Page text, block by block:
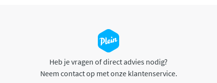
Heb je vragen of direct advies nodig?
Neem contact op met onze klantenservice.